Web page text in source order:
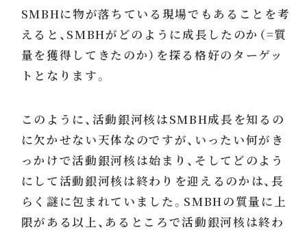
SMBHに物が落ちている現場でもあることを考
えると、SMBHがどのように成長したのか（=質
量を獲得してきたのか）を探る格好のターゲッ
トとなります。
このように、活動銀河核はSMBH成長を知るの
に欠かせない天体なのですが、いったい何がき
っかけで活動銀河核は始まり、そしてどのよう
にして活動銀河核は終わりを迎えるのかは、長
らく謎に包まれていました。SMBHの質量に上
限がある以上、あるところで活動銀河核は終わ